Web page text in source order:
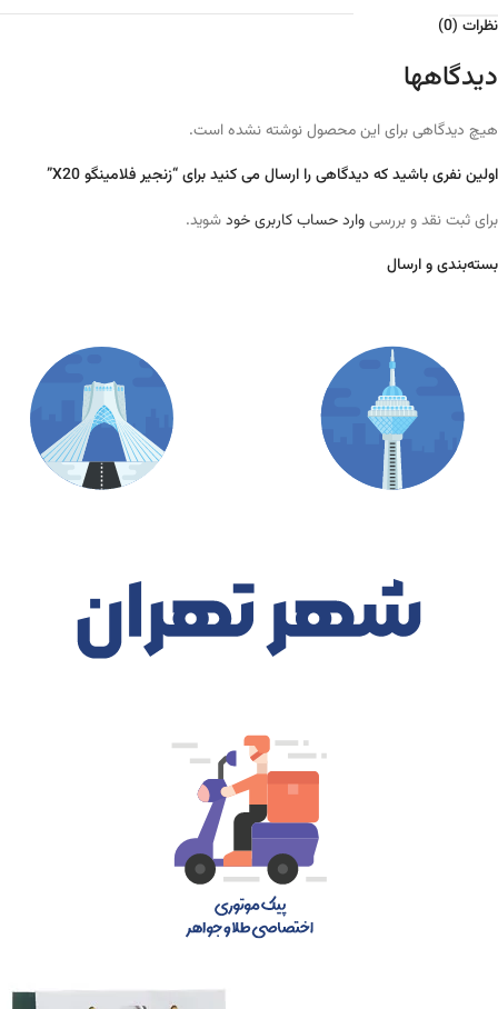
نظرات (0)
دیدگاهها
هیچ دیدگاهی برای این محصول نوشته نشده است.
اولین نفری باشید که دیدگاهی را ارسال می کنید برای “زنجیر فلامینگو X20”
برای ثبت نقد و بررسیوارد حساب کاربری خودشوید.
بسته‌بندی و ارسال